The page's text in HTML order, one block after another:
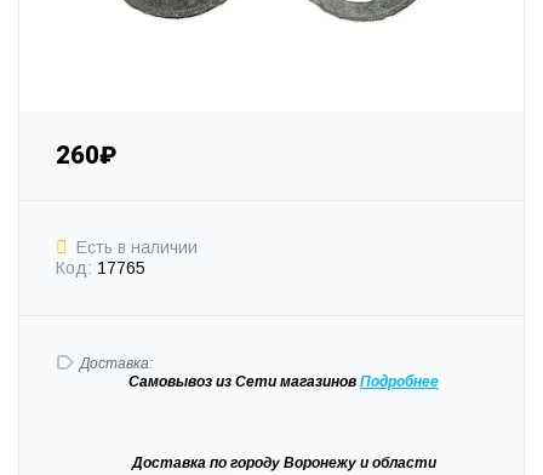
260₽
Есть в наличии
Код: 17765
Доставка:
Самовывоз из Сети магазинов Подробнее
Доставка по городу Воронежу и области